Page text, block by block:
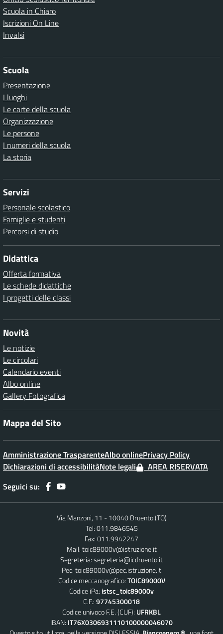
Scuola in Chiaro
Iscrizioni On Line
Invalsi
Scuola
Presentazione
I luoghi
Le carte della scuola
Organizzazione
Le persone
I numeri della scuola
La storia
Servizi
Personale scolastico
Famiglie e studenti
Percorsi di studio
Didattica
Offerta formativa
Le schede didattiche
I progetti delle classi
Novità
Le notizie
Le circolari
Calendario eventi
Albo online
Gallery Fotografica
Mappa del Sito
Amministrazione TrasparenteAlbo onlinePrivacy Policy
Dichiarazioni di accessibilitàNote legali
AREA RISERVATA
Seguici su:
Via Manzoni, 11 - 10040 Druento (TO)
Tel: 011.9846545
Fax: 011.9942247
Mail:toic89000v@istruzione.it
Segreteria:segreteria@icdruento.it
Pec:toic89000v@pec.istruzione.it
Codice meccanografico:TOIC89000V
Codice iPa: istsc_toic89000v
C.F.:97745300018
Codice univoco F.E. (CUF): UFRKBL
IBAN: IT76X0306931110100000046070